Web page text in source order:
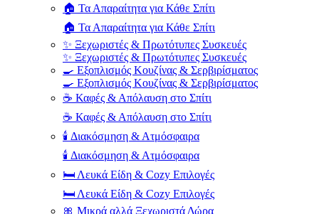
🏠 Τα Απαραίτητα για Κάθε Σπίτι
🏠 Τα Απαραίτητα για Κάθε Σπίτι
✨ Ξεχωριστές & Πρωτότυπες Συσκευές
✨ Ξεχωριστές & Πρωτότυπες Συσκευές
🍳 Εξοπλισμός Κουζίνας & Σερβιρίσματος
🍳 Εξοπλισμός Κουζίνας & Σερβιρίσματος
☕ Καφές & Απόλαυση στο Σπίτι
☕ Καφές & Απόλαυση στο Σπίτι
🕯️ Διακόσμηση & Ατμόσφαιρα
🕯️ Διακόσμηση & Ατμόσφαιρα
🛏️ Λευκά Είδη & Cozy Επιλογές
🛏️ Λευκά Είδη & Cozy Επιλογές
🎀 Μικρά αλλά Ξεχωριστά Δώρα